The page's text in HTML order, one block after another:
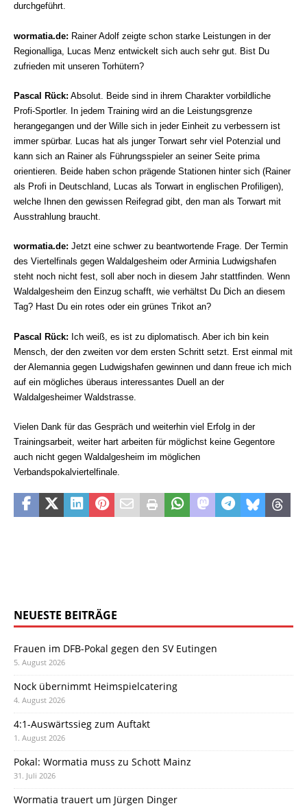
durchgeführt.
wormatia.de: Rainer Adolf zeigte schon starke Leistungen in der
Regionalliga, Lucas Menz entwickelt sich auch sehr gut. Bist Du
zufrieden mit unseren Torhütern?
Pascal Rück: Absolut. Beide sind in ihrem Charakter vorbildliche
Profi-Sportler. In jedem Training wird an die Leistungsgrenze
herangegangen und der Wille sich in jeder Einheit zu verbessern ist
immer spürbar. Lucas hat als junger Torwart sehr viel Potenzial und
kann sich an Rainer als Führungsspieler an seiner Seite prima
orientieren. Beide haben schon prägende Stationen hinter sich (Rainer
als Profi in Deutschland, Lucas als Torwart in englischen Profiligen),
welche Ihnen den gewissen Reifegrad gibt, den man als Torwart mit
Ausstrahlung braucht.
wormatia.de: Jetzt eine schwer zu beantwortende Frage. Der Termin
des Viertelfinals gegen Waldalgesheim oder Arminia Ludwigshafen
steht noch nicht fest, soll aber noch in diesem Jahr stattfinden. Wenn
Waldalgesheim den Einzug schafft, wie verhältst Du Dich an diesem
Tag? Hast Du ein rotes oder ein grünes Trikot an?
Pascal Rück: Ich weiß, es ist zu diplomatisch. Aber ich bin kein
Mensch, der den zweiten vor dem ersten Schritt setzt. Erst einmal mit
der Alemannia gegen Ludwigshafen gewinnen und dann freue ich mich
auf ein mögliches überaus interessantes Duell an der
Waldalgesheimer Waldstrasse.
Vielen Dank für das Gespräch und weiterhin viel Erfolg in der
Trainingsarbeit, weiter hart arbeiten für möglichst keine Gegentore 
auch nicht gegen Waldalgesheim im möglichen
Verbandspokalviertelfinale.
NEUESTE BEITRÄGE
Frauen im DFB-Pokal gegen den SV Eutingen
5. August 2026
Nock übernimmt Heimspielcatering
4. August 2026
4:1-Auswärtssieg zum Auftakt
1. August 2026
Pokal: Wormatia muss zu Schott Mainz
31. Juli 2026
Wormatia trauert um Jürgen Dinger